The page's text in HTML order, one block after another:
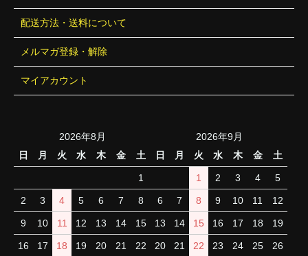
配送方法・送料について
メルマガ登録・解除
マイアカウント
2026年8月
日
月 火 水 木 金 土
1
2 3 4 5 6 7 8
9 10 11 12 13 14 15
16 17 18 19 20 21 22
2026年9月
日
月 火 水 木 金 土
1 2 3 4 5
6 7 8 9 10 11 12
13 14 15 16 17 18 19
20 21 22 23 24 25 26